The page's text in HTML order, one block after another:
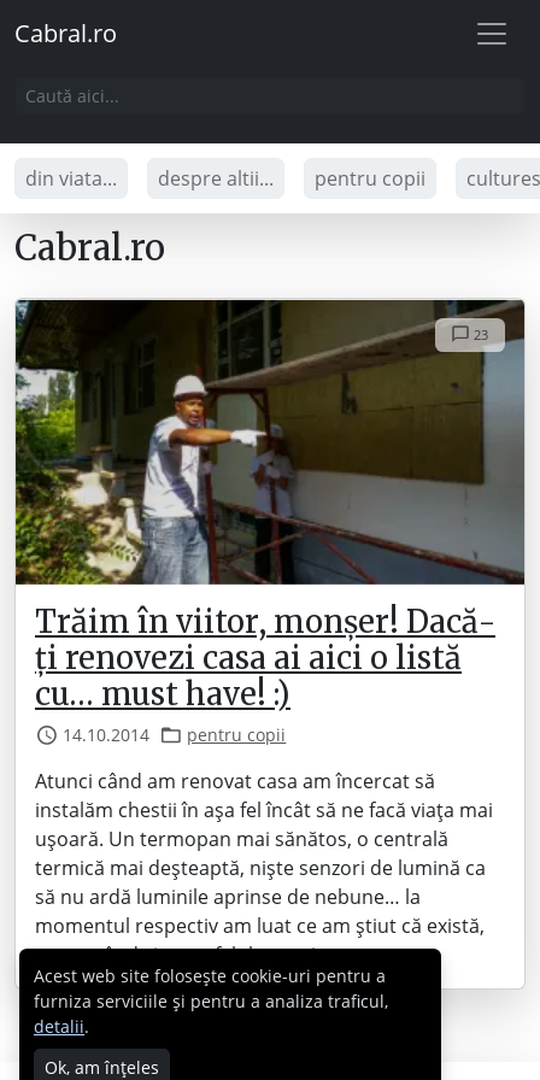
Cabral.ro
din viata... despre altii... pentru copii
Cabral.ro
23
Trăim în viitor, monșer! Dacă-
ți renovezi casa ai aici o listă
cu… must have! :)
14.10.2014 pentru copii
Atunci când am renovat casa am încercat să
instalăm chestii în așa fel încât să ne facă viața mai
ușoară. Un termopan mai sănătos, o centrală
termică mai deșteaptă, niște senzori de lumină ca
să nu ardă luminile aprinse de nebune… la
momentul respectiv am luat ce am știut că există,
respectând și portofelul, totuși.…
Acest web site folosește cookie-uri pentru a
furniza serviciile și pentru a analiza traficul,
detalii.
Ok, am înțeles